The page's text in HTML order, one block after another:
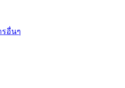
รอื่นๆ